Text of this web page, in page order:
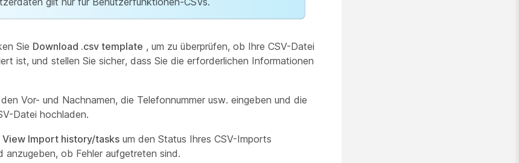
Sie Download .csv template , um zu überprüfen, ob Ihre CSV-Datei
ist, und stellen Sie sicher, dass Sie die erforderlichen Informationen
den Vor- und Nachnamen, die Telefonnummer usw. eingeben und die
Datei hochladen.
View Import history/tasks um den Status Ihres CSV-Imports
anzugeben, ob Fehler aufgetreten sind.